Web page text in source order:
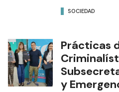
SOCIEDAD
Prácticas
y